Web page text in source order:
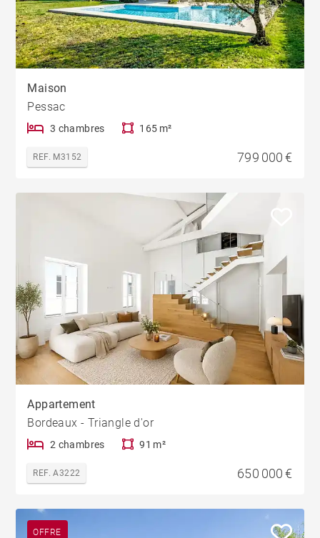
Maison
Pessac
3 chambres 165 m²
REF. M3152 799 000 €
Appartement
Bordeaux - Triangle d'or
2 chambres 91 m²
REF. A3222 650 000 €
OFFRE